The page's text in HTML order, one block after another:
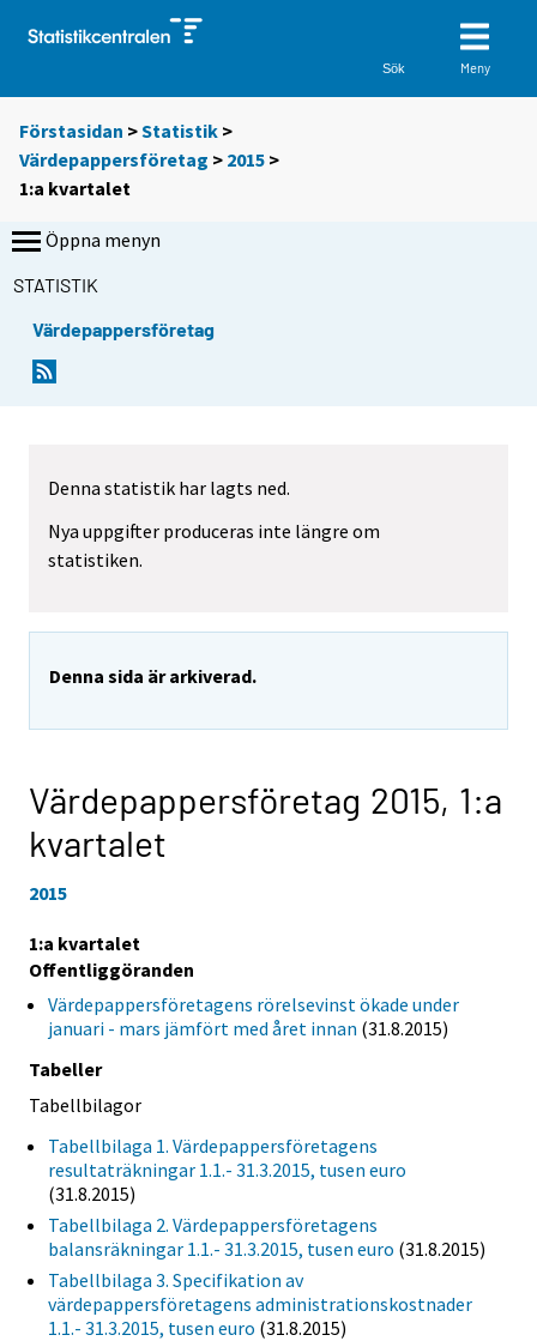
Sök Meny
Förstasidan >Statistik >
Värdepappersföretag > 2015 >
1:a kvartalet
Öppna menyn
STATISTIK
Värdepappersföretag
Denna statistik har lagts ned.
Nya uppgifter produceras inte längre om
statistiken.
Denna sida är arkiverad.
Värdepappersföretag 2015, 1:a
kvartalet
2015
1:a kvartalet
Offentliggöranden
Värdepappersföretagens rörelsevinst ökade under
januari - mars jämfört med året innan (31.8.2015)
Tabeller
Tabellbilagor
Tabellbilaga 1. Värdepappersföretagens
resultaträkningar 1.1.- 31.3.2015, tusen euro
(31.8.2015)
Tabellbilaga 2. Värdepappersföretagens
balansräkningar 1.1.- 31.3.2015, tusen euro (31.8.2015)
Tabellbilaga 3. Specifikation av
värdepappersföretagens administrationskostnader
1.1.- 31.3.2015, tusen euro (31.8.2015)